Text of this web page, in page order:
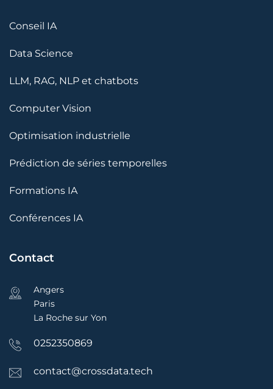
Conseil IA
Data Science
LLM, RAG, NLP et chatbots
Computer Vision
Optimisation industrielle
Prédiction de séries temporelles
Formations IA
Conférences IA
Contact
Angers
Paris
La Roche sur Yon
0252350869
contact@crossdata.tech